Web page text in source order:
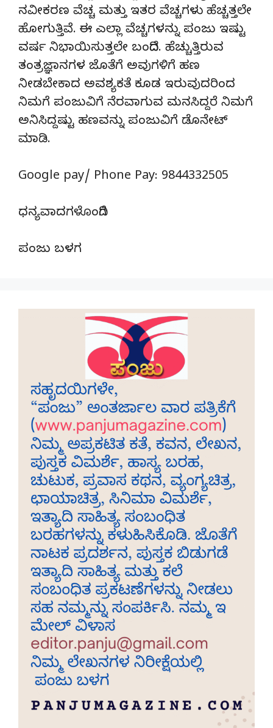
ನವೀಕರಣ ವೆಚ್ಚ ಮತ್ತು ಇತರ ವೆಚ್ಚಗಳು ಹೆಚ್ಚತ್ತಲೇ
ಹೋಗುತ್ತಿವೆ. ಈ ಎಲ್ಲಾ ವೆಚ್ಚಗಳನ್ನು ಪಂಜು ಇಷ್ಟು
ವರ್ಷ ನಿಭಾಯಿಸುತ್ತಲೇ ಬಂದಿದೆ. ಹೆಚ್ಚುತ್ತಿರುವ
ತಂತ್ರಜ್ಞಾನಗಳ ಜೊತೆಗೆ ಅವುಗಳಿಗೆ ಹಣ
ನೀಡಬೇಕಾದ ಅವಶ್ಯಕತೆ ಕೂಡ ಇರುವುದರಿಂದ
ನಿಮಗೆ ಪಂಜುವಿಗೆ ನೆರವಾಗುವ ಮನಸಿದ್ದರೆ ನಿಮಗೆ
ಅನಿಸಿದ್ದಷ್ಟು ಹಣವನ್ನು ಪಂಜುವಿಗೆ ಡೊನೇಟ್‌
ಮಾಡಿ.
Google pay/ Phone Pay: 9844332505
ಧನ್ಯವಾದಗಳೊಂದಿಗೆ
ಪಂಜು ಬಳಗ